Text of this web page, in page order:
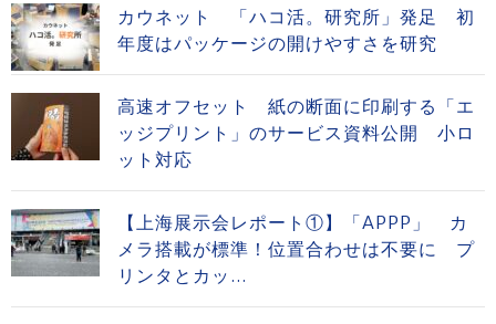
カウネット 「ハコ活。研究所」発足 初
年度はパッケージの開けやすさを研究
高速オフセット 紙の断面に印刷する「エ
ッジプリント」のサービス資料公開 小ロ
ット対応
【上海展示会レポート①】「APPP」 カ
メラ搭載が標準！位置合わせは不要に プ
リンタとカッ...